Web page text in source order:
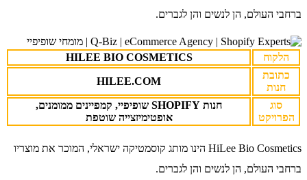
ברחבי העולם, הן לנשים והן לגברים.
הלקוח
HILEE BIO COSMETICS
כתובת
חנות
HILEE.COM
סוג
הפרויקט
חנות SHOPIFY שופיפיי, קמפיינים ממומנים,
אופטימיזצייה שוטפת
HiLee Bio Cosmetics הינו מותג קוסמטיקה ישראלי, המוכר את מוצריו
ברחבי העולם, הן לנשים והן לגברים.